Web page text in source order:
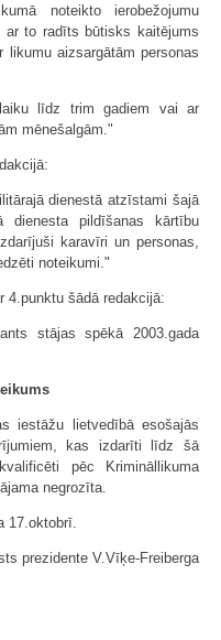
noteikto ierobežojumu
to radīts būtisks kaitējums
aizsargātām personas
līdz trim gadiem vai ar
mēnešalgām."
dienestā atzīstami šajā
dienesta pildīšanas kārtību
karavīri un personas,
noteikumi."
4.punktu šādā redakcijā:
stājas spēkā 2003.gada
iestāžu lietvedībā esošajās
kas izdarīti līdz šā
pēc Krimināllikuma
negrozīta.
17.oktobrī.
prezidente V.Vīķe-Freiberga